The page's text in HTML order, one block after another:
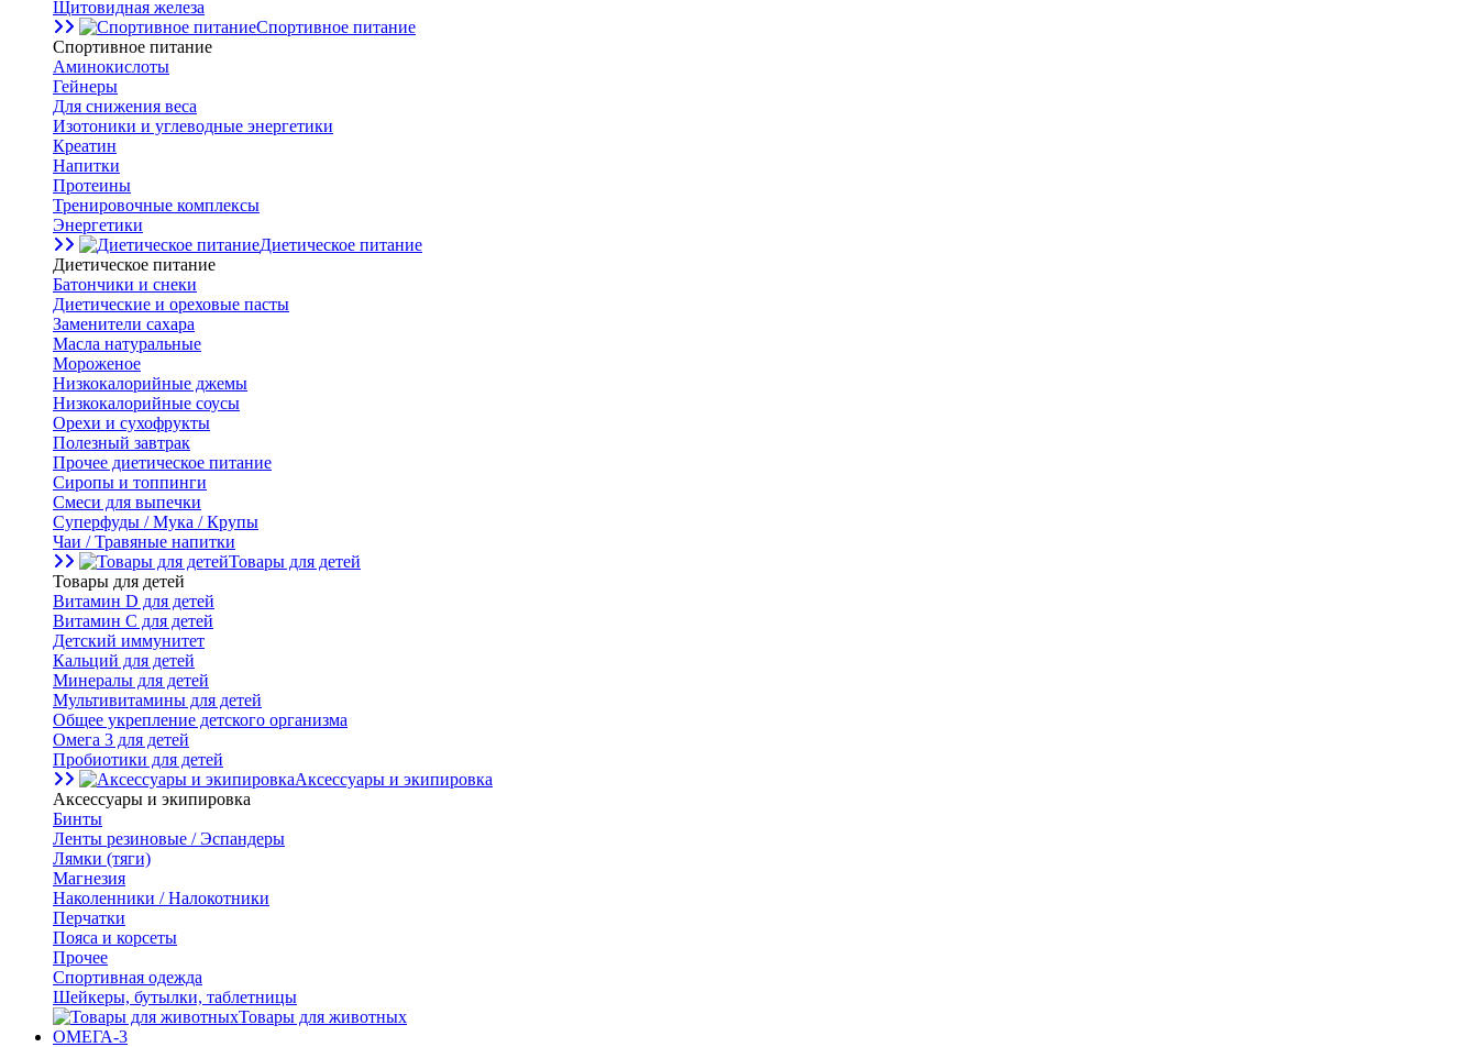
Щитовидная железа
Спортивное питание
Спортивное питание
Аминокислоты
Гейнеры
Для снижения веса
Изотоники и углеводные энергетики
Креатин
Напитки
Протеины
Тренировочные комплексы
Энергетики
Диетическое питание
Диетическое питание
Батончики и снеки
Диетические и ореховые пасты
Заменители сахара
Масла натуральные
Мороженое
Низкокалорийные джемы
Низкокалорийные соусы
Орехи и сухофрукты
Полезный завтрак
Прочее диетическое питание
Сиропы и топпинги
Смеси для выпечки
Суперфуды / Мука / Крупы
Чаи / Травяные напитки
Товары для детей
Товары для детей
Витамин D для детей
Витамин С для детей
Детский иммунитет
Кальций для детей
Минералы для детей
Мультивитамины для детей
Общее укрепление детского организма
Омега 3 для детей
Пробиотики для детей
Аксессуары и экипировка
Аксессуары и экипировка
Бинты
Ленты резиновые / Эспандеры
Лямки (тяги)
Магнезия
Наколенники / Налокотники
Перчатки
Пояса и корсеты
Прочее
Спортивная одежда
Шейкеры, бутылки, таблетницы
Товары для животных
ОМЕГА-3